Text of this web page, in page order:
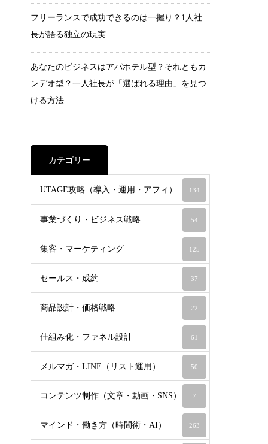
フリーランスで成功できるのは一握り？1人社
長が語る独立の現実
あなたのビジネスはアパホテル型？それともカ
ンデオ型？一人社長が「選ばれる理由」を見つ
ける方法
カテゴリー
UTAGE攻略（導入・運用・アフィ） 134
事業づくり・ビジネス戦略 54
集客・マーケティング 125
セールス・成約 37
商品設計・価格戦略 22
仕組み化・ファネル設計 61
メルマガ・LINE（リスト運用） 50
コンテンツ制作（文章・動画・SNS） 7
マインド・働き方（時間術・AI） 263